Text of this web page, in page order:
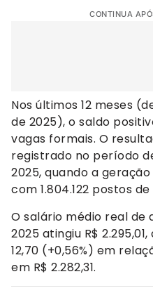
CONTINUA
Nos últimos 12 meses
de 2025), o saldo
vagas formais. O
registrado no período
2025, quando a
com 1.804.122 postos
O salário médio real de
2025 atingiu R$
12,70 (+0,56%) em
em R$ 2.282,31.